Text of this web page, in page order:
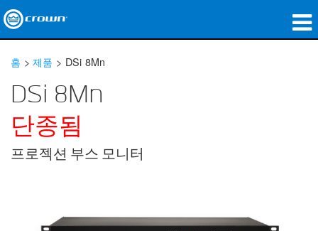
응용 분야
네트워크 오디오
구매처
홈 >제품 > DSi 8Mn
DSi 8Mn
단종됨
프로젝션 부스 모니터